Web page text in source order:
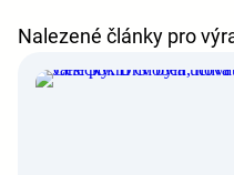
Nalezené články pro